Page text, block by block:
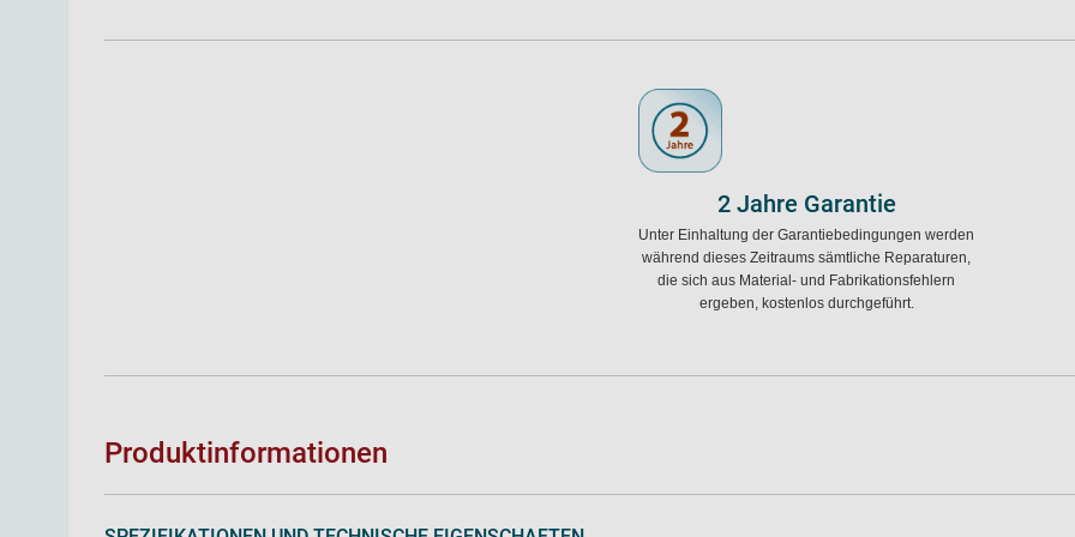
2 Jahre Garantie
Unter Einhaltung der Garantiebedingungen werden
während dieses Zeitraums sämtliche Reparaturen,
die sich aus Material- und Fabrikationsfehlern
ergeben, kostenlos durchgeführt.
Produktinformationen